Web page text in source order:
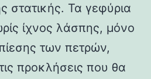
στατικής. Τα γεφύρια
ίχνος λάσπης, μόνο
των πετρών,
προκλήσεις που θα